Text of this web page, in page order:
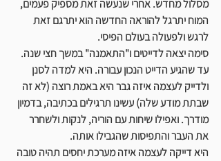
מסלול מחדש. אחרי שנעשה זאת מספיק פעמים,
המוח יתרגל להוראה החדשה הוא יתרגם זאת
לרגש ולפעולה בעולם הפיסי.
סימה יצאה לדייטים ו"התאמנה" במשך חצי שנה.
עד שהגיע הדייט הנכון עבורה. היא למדה לסנן
ולדייק לעצמה איזה גבר היא באמת רוצה (לא זה
שבתת מודע שלה) עשינו תרגילים בכתיבה, בדמיון
מודרך. ואפילו שיחות עם הוריה, לנקות ולשחרר
את העבר והתפיסות שהגבילו אותה.
היא דייקה לעצמה איזה מערכת יחסים תהיה טובה